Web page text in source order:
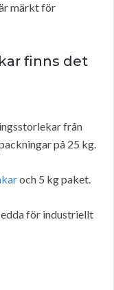
märkt för
finns det
från
på 25 kg.
och 5 kg paket.
för industriellt